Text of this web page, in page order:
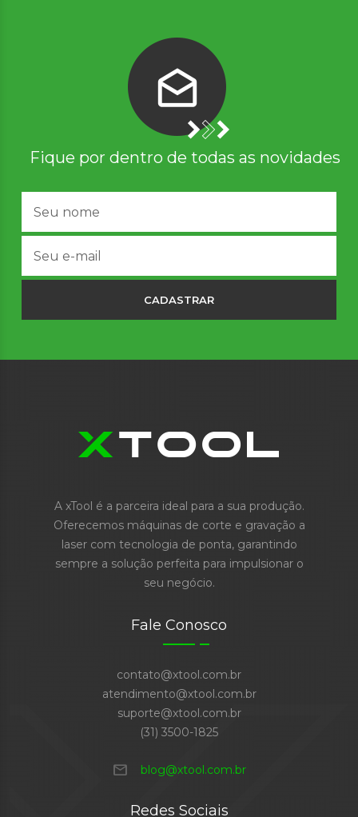
Fique por dentro de todas as novidades
CADASTRAR
A xTool é a parceira ideal para a sua produção.
Oferecemos máquinas de corte e gravação a
laser com tecnologia de ponta, garantindo
sempre a solução perfeita para impulsionar o
seu negócio.
Fale Conosco
contato@xtool.com.br
atendimento@xtool.com.br
suporte@xtool.com.br
(31) 3500-1825
mail blog@xtool.com.br
Redes Sociais